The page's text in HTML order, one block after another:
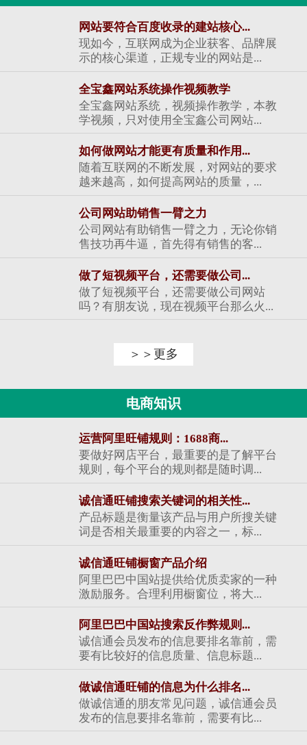
网站要符合百度收录的建站核心...
现如今，互联网成为企业获客、品牌展
示的核心渠道，正规专业的网站是...
全宝鑫网站系统操作视频教学
全宝鑫网站系统，视频操作教学，本教
学视频，只对使用全宝鑫公司网站...
如何做网站才能更有质量和作用...
随着互联网的不断发展，对网站的要求
越来越高，如何提高网站的质量，...
公司网站助销售一臂之力
公司网站有助销售一臂之力，无论你销
售技功再牛逼，首先得有销售的客...
做了短视频平台，还需要做公司...
做了短视频平台，还需要做公司网站
吗？有朋友说，现在视频平台那么火...
＞＞更多
电商知识
运营阿里旺铺规则：1688商...
要做好网店平台，最重要的是了解平台
规则，每个平台的规则都是随时调...
诚信通旺铺搜索关键词的相关性...
产品标题是衡量该产品与用户所搜关键
词是否相关最重要的内容之一，标...
诚信通旺铺橱窗产品介绍
阿里巴巴中国站提供给优质卖家的一种
激励服务。合理利用橱窗位，将大...
阿里巴巴中国站搜索反作弊规则...
诚信通会员发布的信息要排名靠前，需
要有比较好的信息质量、信息标题...
做诚信通旺铺的信息为什么排名...
做诚信通的朋友常见问题，诚信通会员
发布的信息要排名靠前，需要有比...